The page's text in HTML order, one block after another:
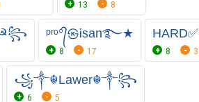
13 8
ᵖʳᵒ°᭄㉿Ꭵsan࿐★
8 17
HARD✅
8 3
꧁༒☬Lawer☬༒꧂
6 5